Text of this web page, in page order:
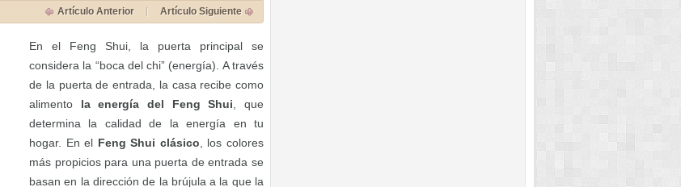
Artículo Anterior Artículo Siguiente
En el Feng Shui, la puerta principal se
considera la “boca del chi” (energía). A través
de la puerta de entrada, la casa recibe como
alimento la energía del Feng Shui , que
determina la calidad de la energía en tu
hogar. En el Feng Shui clásico , los colores
más propicios para una puerta de entrada se
basan en la dirección de la brújula a la que la